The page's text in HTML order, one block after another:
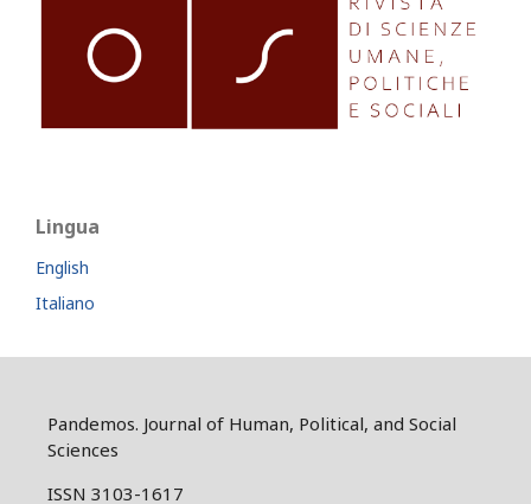
Lingua
English
Italiano
Pandemos. Journal of Human, Political, and Social
Sciences
ISSN 3103-1617